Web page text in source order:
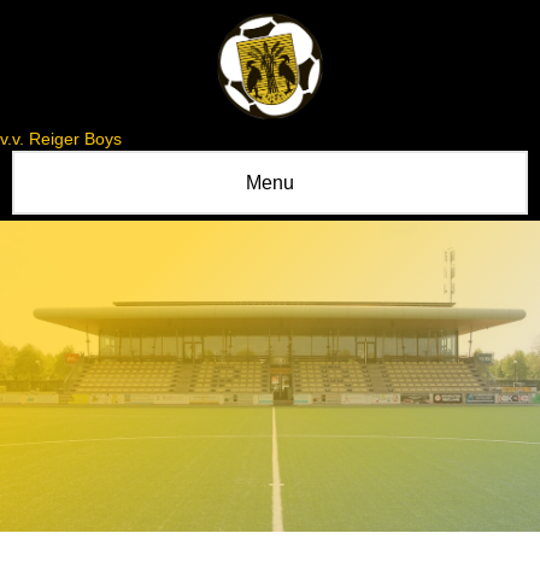
v.v. Reiger Boys
Menu